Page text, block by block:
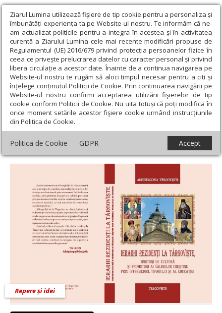
Ziarul Lumina utilizează fişiere de tip cookie pentru a personaliza și
îmbunătăți experiența ta pe Website-ul nostru. Te informăm că ne-
am actualizat politicile pentru a integra în acestea și în activitatea
curentă a Ziarului Lumina cele mai recente modificări propuse de
Regulamentul (UE) 2016/679 privind protecția persoanelor fizice în
ceea ce privește prelucrarea datelor cu caracter personal și privind
libera circulație a acestor date. Înainte de a continua navigarea pe
Website-ul nostru te rugăm să aloci timpul necesar pentru a citi și
înțelege conținutul Politicii de Cookie. Prin continuarea navigării pe
Website-ul nostru confirmi acceptarea utilizării fişierelor de tip
cookie conform Politicii de Cookie. Nu uita totuși că poți modifica în
orice moment setările acestor fişiere cookie urmând instrucțiunile
din Politica de Cookie.
Politica de Cookie GDPR Accept
Ziarul Lumina › Opinii › Repere și idei › Ierarhi rezidenți la
Târgoviște, iubitori de cultură și promotori ai valorilor creștine prin
intermediul tiparului și al educației
Ierarhi rezidenți la Târgoviște, iubitori de
cultură și promotori ai valorilor creștine
prin intermediul tiparului și al educației
Repere și idei